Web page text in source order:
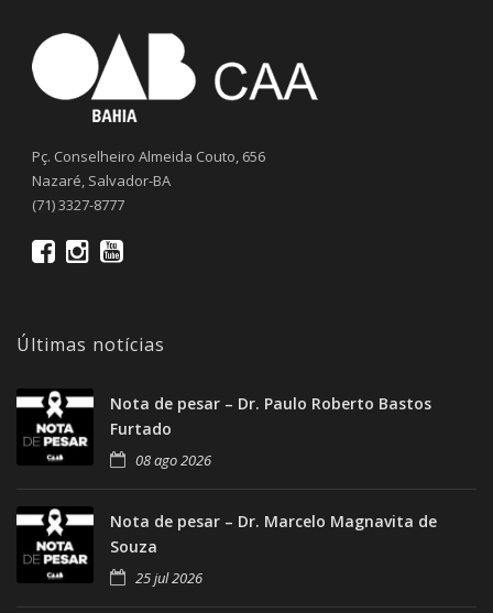
Pç. Conselheiro Almeida Couto, 656
Nazaré, Salvador-BA
(71) 3327-8777
Últimas notícias
Nota de pesar – Dr. Paulo Roberto Bastos
Furtado
08 ago 2026
Nota de pesar – Dr. Marcelo Magnavita de
Souza
25 jul 2026